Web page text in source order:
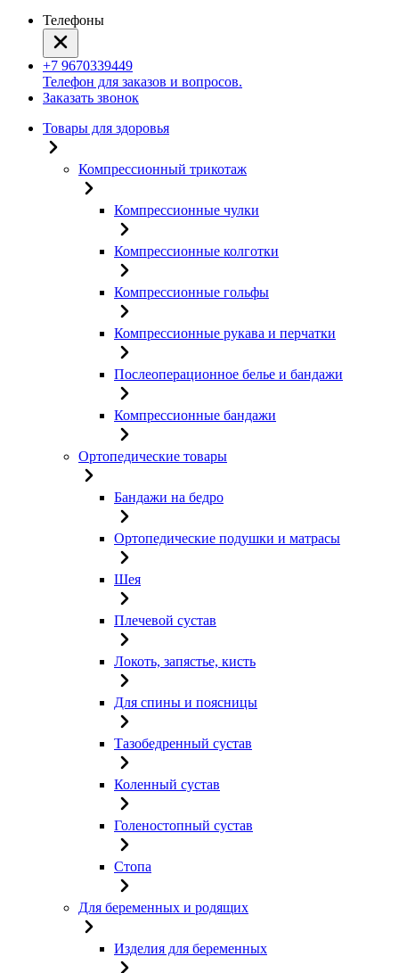
Телефоны
+7 9670339449
Телефон для заказов и вопросов.
Заказать звонок
Товары для здоровья
Компрессионный трикотаж
Компрессионные чулки
Компрессионные колготки
Компрессионные гольфы
Компрессионные рукава и перчатки
Послеоперационное белье и бандажи
Компрессионные бандажи
Ортопедические товары
Бандажи на бедро
Ортопедические подушки и матрасы
Шея
Плечевой сустав
Локоть, запястье, кисть
Для спины и поясницы
Тазобедренный сустав
Коленный сустав
Голеностопный сустав
Стопа
Для беременных и родящих
Изделия для беременных